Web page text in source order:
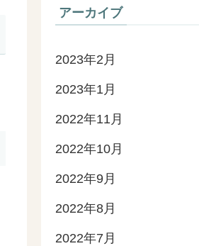
アーカイブ
2023年2月
2023年1月
2022年11月
2022年10月
2022年9月
2022年8月
2022年7月